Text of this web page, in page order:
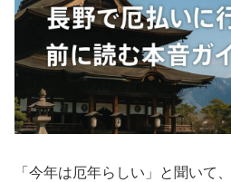
「今年は厄年らしい」と聞いて